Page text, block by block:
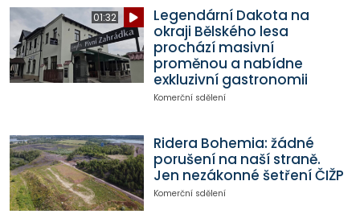
01:32
Legendární Dakota na
okraji Bělského lesa
prochází masivní
proměnou a nabídne
exkluzivní gastronomii
Komerční sdělení
Ridera Bohemia: žádné
porušení na naší straně.
Jen nezákonné šetření ČIŽP
Komerční sdělení